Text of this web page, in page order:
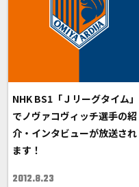
NHK BS1「Ｊリーグタイム」
でノヴァコヴィッチ選手の紹
介・インタビューが放送され
ます！
2012.8.23